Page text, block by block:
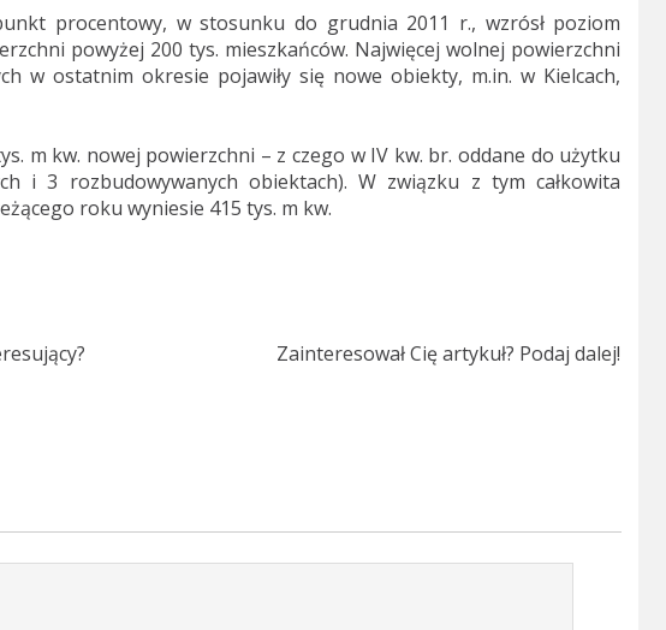
procentowy, w stosunku do grudnia 2011 r., wzrósł poziom
powyżej 200 tys. mieszkańców. Najwięcej wolnej powierzchni
w ostatnim okresie pojawiły się nowe obiekty, m.in. w Kielcach,
m kw. nowej powierzchni – z czego w IV kw. br. oddane do użytku
i 3 rozbudowywanych obiektach). W związku z tym całkowita
roku wyniesie 415 tys. m kw.
Zainteresował Cię artykuł? Podaj dalej!